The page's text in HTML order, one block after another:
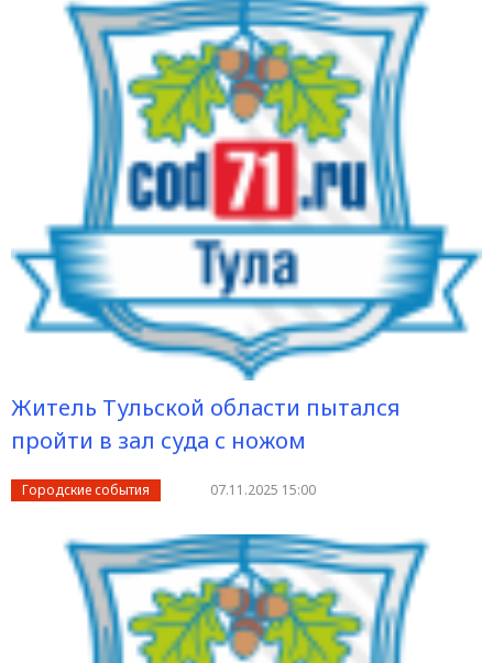
Житель Тульской области пытался
пройти в зал суда с ножом
Городские события 07.11.2025 15:00